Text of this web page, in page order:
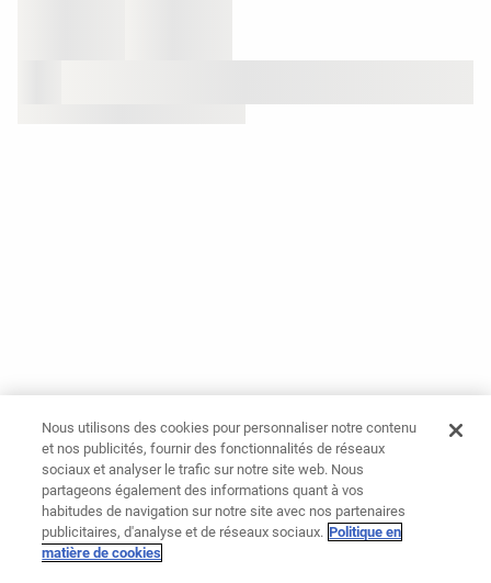
Nous utilisons des cookies pour personnaliser notre contenu
et nos publicités, fournir des fonctionnalités de réseaux
sociaux et analyser le trafic sur notre site web. Nous
partageons également des informations quant à vos
habitudes de navigation sur notre site avec nos partenaires
publicitaires, d'analyse et de réseaux sociaux. Politique en
matière de cookies